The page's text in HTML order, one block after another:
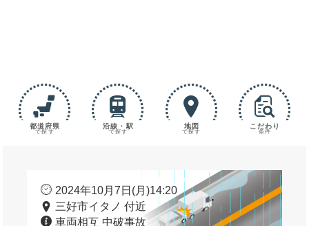
都道府県
で探す
沿線・駅
で探す
地図
で探す
こだわり
条件
2024年10月7日(月)14:20
三好市イタノ 付近
車両相互 中破事故